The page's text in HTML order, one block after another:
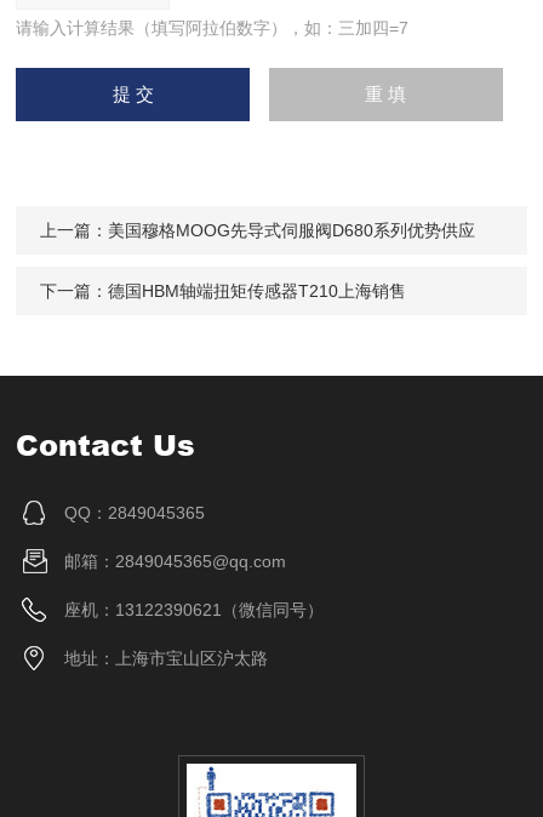
请输入计算结果（填写阿拉伯数字），如：三加四=7
上一篇： 美国穆格MOOG先导式伺服阀D680系列优势供应
下一篇：德国HBM轴端扭矩传感器T210上海销售
Contact Us
QQ：2849045365
邮箱：2849045365@qq.com
座机：13122390621（微信同号）
地址：上海市宝山区沪太路